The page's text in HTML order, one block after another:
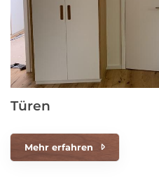
Türen
Mehr erfahren